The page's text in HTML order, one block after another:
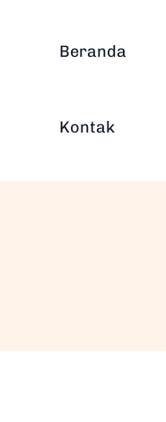
Beranda
Kontak